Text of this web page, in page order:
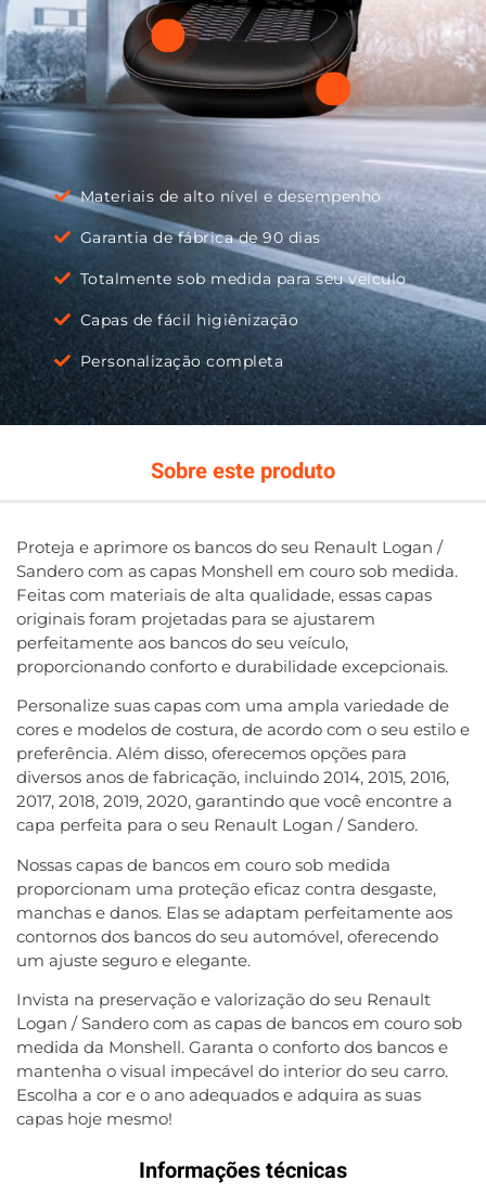
Materiais de alto nível e desempenho
Garantia de fábrica de 90 dias
Totalmente sob medida para seu veículo
Capas de fácil higiênização
Personalização completa
Sobre este produto
Informações técnicas
Proteja e aprimore os bancos do seu Renault Logan /
Sandero com as capas Monshell em couro sob medida.
Feitas com materiais de alta qualidade, essas capas
originais foram projetadas para se ajustarem
perfeitamente aos bancos do seu veículo,
proporcionando conforto e durabilidade excepcionais.
Personalize suas capas com uma ampla variedade de
cores e modelos de costura, de acordo com o seu estilo e
preferência. Além disso, oferecemos opções para
diversos anos de fabricação, incluindo 2014, 2015, 2016,
2017, 2018, 2019, 2020, garantindo que você encontre a
capa perfeita para o seu Renault Logan / Sandero.
Nossas capas de bancos em couro sob medida
proporcionam uma proteção eficaz contra desgaste,
manchas e danos. Elas se adaptam perfeitamente aos
contornos dos bancos do seu automóvel, oferecendo
um ajuste seguro e elegante.
Invista na preservação e valorização do seu Renault
Logan / Sandero com as capas de bancos em couro sob
medida da Monshell. Garanta o conforto dos bancos e
mantenha o visual impecável do interior do seu carro.
Escolha a cor e o ano adequados e adquira as suas
capas hoje mesmo!